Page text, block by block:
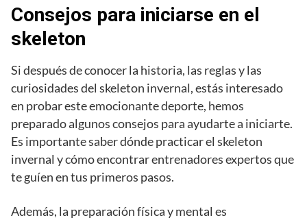
Consejos para iniciarse en el
skeleton
Si después de conocer la historia, las reglas y las
curiosidades del skeleton invernal, estás interesado
en probar este emocionante deporte, hemos
preparado algunos consejos para ayudarte a iniciarte.
Es importante saber dónde practicar el skeleton
invernal y cómo encontrar entrenadores expertos que
te guíen en tus primeros pasos.
Además, la preparación física y mental es